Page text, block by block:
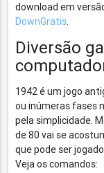
download em
DownGratis.
Diversão
1942 é um jogo
ou inúmeras fases
pela simplicidade.
de 80 vai se
que pode ser
Veja os comandos: